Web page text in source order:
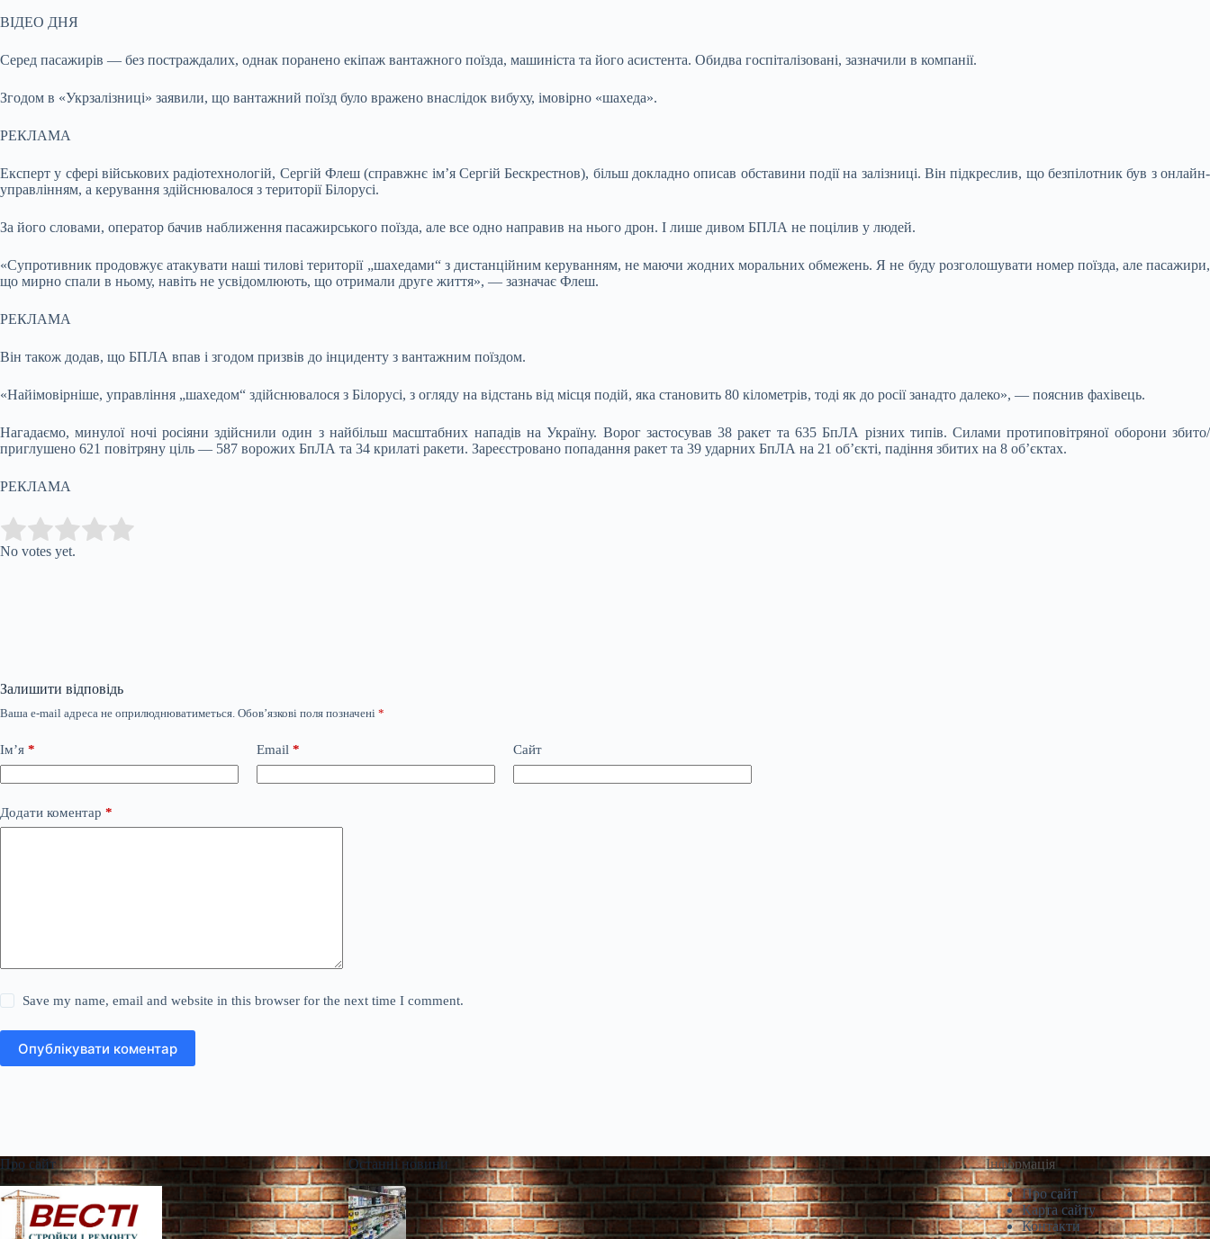
ВІДЕО ДНЯ
Серед пасажирів — без постраждалих, однак поранено екіпаж вантажного поїзда, машиніста та його асистента. Обидва госпіталізовані, зазначили в компанії.
Згодом в «Укрзалізниці» заявили, що вантажний поїзд було вражено внаслідок вибуху, імовірно «шахеда».
РЕКЛАМА
Експерт у сфері військових радіотехнологій, Сергій Флеш (справжнє ім’я Сергій Бескрестнов), більш докладно описав обставини події на залізниці. Він підкреслив, що безпілотник був з онлайн-
управлінням, а керування здійснювалося з території Білорусі.
За його словами, оператор бачив наближення пасажирського поїзда, але все одно направив на нього дрон. І лише дивом БПЛА не поцілив у людей.
«Супротивник продовжує атакувати наші тилові території „шахедами“ з дистанційним керуванням, не маючи жодних моральних обмежень. Я не буду розголошувати номер поїзда, але пасажири,
що мирно спали в ньому, навіть не усвідомлюють, що отримали друге життя», — зазначає Флеш.
РЕКЛАМА
Він також додав, що БПЛА впав і згодом призвів до інциденту з вантажним поїздом.
«Найімовірніше, управління „шахедом“ здійснювалося з Білорусі, з огляду на відстань від місця подій, яка становить 80 кілометрів, тоді як до росії занадто далеко», — пояснив фахівець.
Нагадаємо, минулої ночі росіяни здійснили один з найбільш масштабних нападів на Україну. Ворог застосував 38 ракет та 635 БпЛА різних типів. Силами протиповітряної оборони збито/
приглушено 621 повітряну ціль — 587 ворожих БпЛА та 34 крилаті ракети. Зареєстровано попадання ракет та 39 ударних БпЛА на 21 об’єкті, падіння збитих на 8 об’єктах.
РЕКЛАМА
Rate this item:
No votes yet.
Залишити відповідь
Ваша e-mail адреса не оприлюднюватиметься. Обов’язкові поля позначені *
Ім’я * Email * Сайт
Додати коментар *
Save my name, email and website in this browser for the next time I comment.
Опублікувати коментар
Про сайт Останні новини
Інформація
Про сайт
Карта сайту
Контакти